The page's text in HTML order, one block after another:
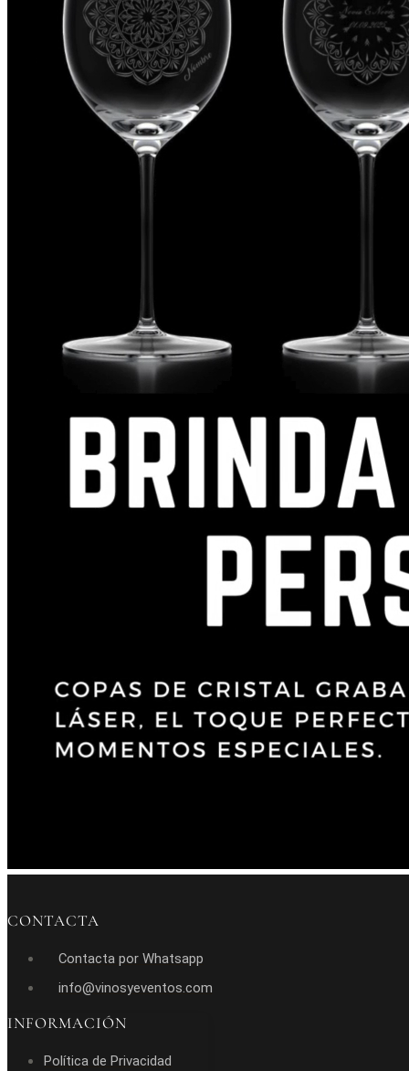
CONTACTA
Contacta por Whatsapp
info@vinosyeventos.com
INFORMACIÓN
Política de Privacidad